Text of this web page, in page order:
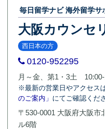
毎日留学ナビ 海外留学サ
大阪カウンセ
西日本の方
0120-952295
月～金、第1・3土
※最新の営業日やアクセス
のご案内」 にてご確認くだ
〒530-0001 大阪府大阪
ル6階